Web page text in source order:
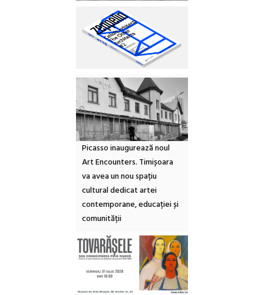
Picasso inaugurează noul
Art Encounters. Timișoara
va avea un nou spațiu
cultural dedicat artei
contemporane, educației și
comunității